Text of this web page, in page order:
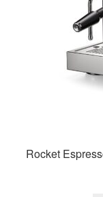
Rocket